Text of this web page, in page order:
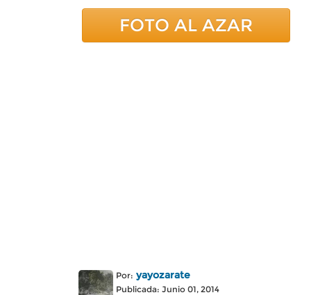
FOTO AL AZAR
Por: yayozarate
Publicada: Junio 01, 2014